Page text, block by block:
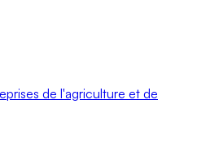
de l'agriculture et de